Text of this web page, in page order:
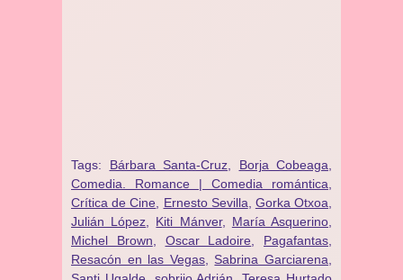
Tags: Bárbara Santa-Cruz Borja Cobeaga
Comedia. Romance | Comedia romántica
Crítica de Cine
Ernesto Sevilla Gorka Otxoa
Julián López
Kiti Mánver, María Asquerino
Michel Brown
Oscar Ladoire Pagafantas
Resacón en las Vegas, Sabrina Garciarena